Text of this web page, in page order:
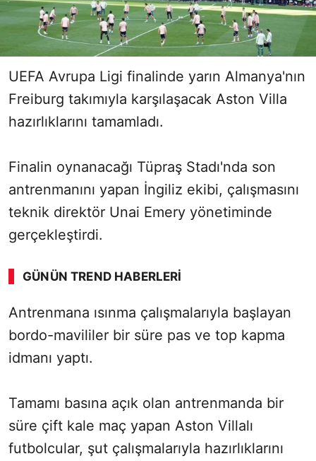
UEFA Avrupa Ligi finalinde yarın Almanya'nın
Freiburg takımıyla karşılaşacak Aston Villa
hazırlıklarını tamamladı.
Finalin oynanacağı Tüpraş Stadı'nda son
antrenmanını yapan İngiliz ekibi, çalışmasını
teknik direktör Unai Emery yönetiminde
gerçekleştirdi.
GÜNÜN TREND HABERLERI
Antrenmana ısınma çalışmalarıyla başlayan
bordo-mavililer bir süre pas ve top kapma
idmanı yaptı.
Tamamı basına açık olan antrenmanda bir
süre çift kale maç yapan Aston Villalı
futbolcular, şut çalışmalarıyla hazırlıklarını